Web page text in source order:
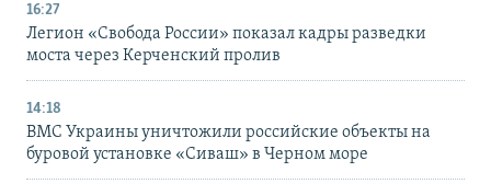
16:27
Легион «Свобода России» показал кадры разведки
моста через Керченский пролив
14:18
ВМС Украины уничтожили российские объекты на
буровой установке «Сиваш» в Черном море